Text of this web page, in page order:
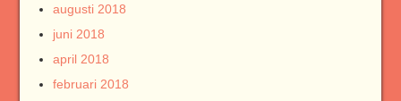
augusti 2018
juni 2018
april 2018
februari 2018